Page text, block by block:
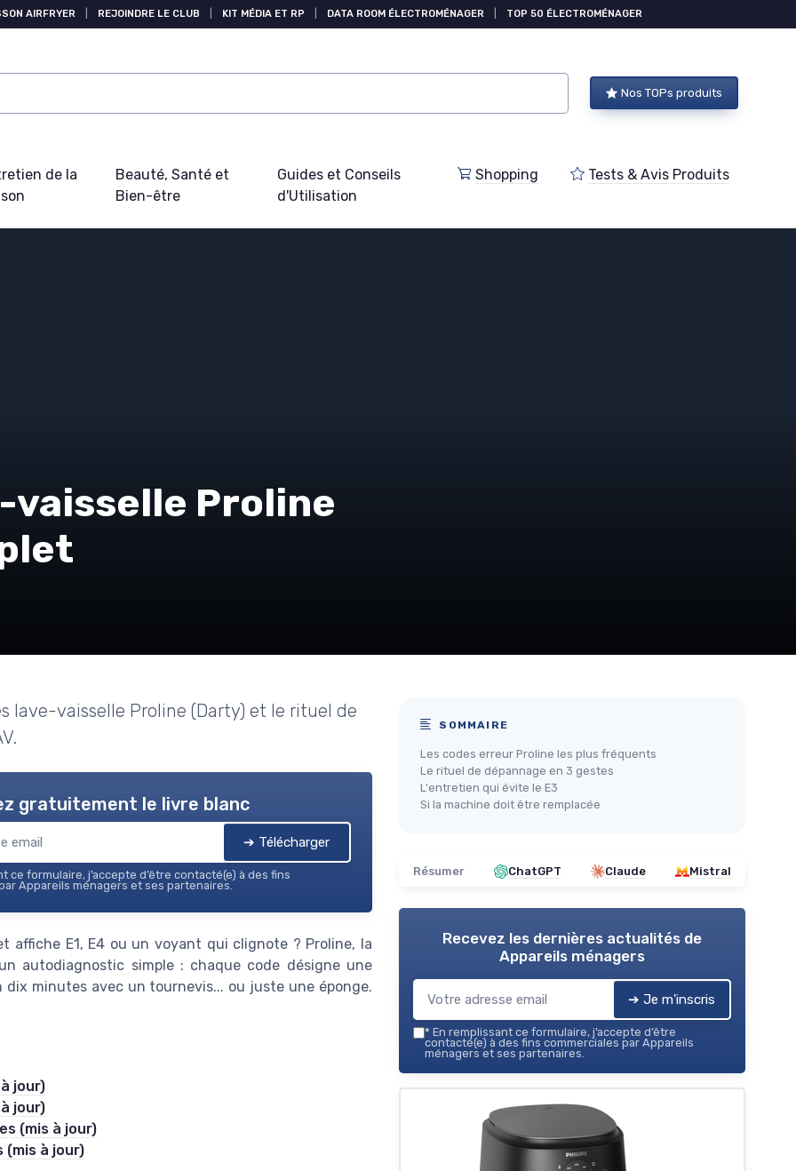
AIRFRYER REJOINDRE LE CLUB KIT MÉDIA ET RP DATA ROOM ÉLECTROMÉNAGER TOP 50 ÉLECTROMÉNAGER
Nos TOPs produits
de la
Beauté, Santé et
Bien-être
Guides et Conseils
d'Utilisation
Shopping Tests & Avis Produits
vaisselle Proline
lave-vaisselle Proline (Darty) et le rituel de
gratuitement le livre blanc
➔ Télécharger
ce formulaire, j’accepte d’être contacté(e) à des fins
Appareils ménagers et ses partenaires.
affiche E1, E4 ou un voyant qui clignote ? Proline, la
autodiagnostic simple : chaque code désigne une
minutes avec un tournevis... ou juste une éponge.
jour)
jour)
(mis à jour)
à jour)
SOMMAIRE
Les codes erreur Proline les plus fréquents
Le rituel de dépannage en 3 gestes
L'entretien qui évite le E3
Si la machine doit être remplacée
Résumer ChatGPT Claude Mistral
Recevez les dernières actualités de
Appareils ménagers
➔ Je m'inscris
* En remplissant ce formulaire, j’accepte d’être
contacté(e) à des fins commerciales par Appareils
ménagers et ses partenaires.